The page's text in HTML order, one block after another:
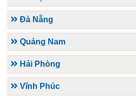
Đà Nẵng
Quảng Nam
Hải Phòng
Vĩnh Phúc